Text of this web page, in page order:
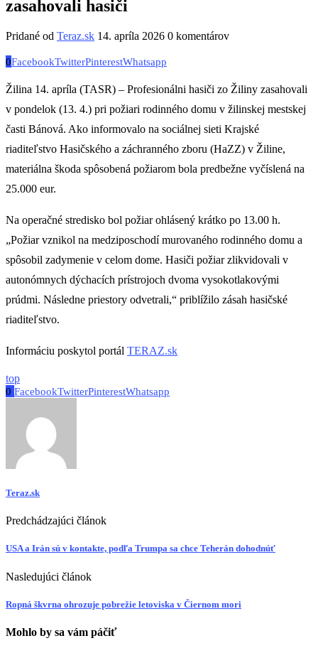
zasahovali hasiči
Pridané od Teraz.sk 14. apríla 2026 0 komentárov
0FacebookTwitterPinterestWhatsapp
Žilina 14. apríla (TASR) – Profesionálni hasiči zo Žiliny zasahovali
v pondelok (13. 4.) pri požiari rodinného domu v žilinskej mestskej
časti Bánová. Ako informovalo na sociálnej sieti Krajské
riaditeľstvo Hasičského a záchranného zboru (HaZZ) v Žiline,
materiálna škoda spôsobená požiarom bola predbežne vyčíslená na
25.000 eur.
Na operačné stredisko bol požiar ohlásený krátko po 13.00 h.
„Požiar vznikol na medziposchodí murovaného rodinného domu a
spôsobil zadymenie v celom dome. Hasiči požiar zlikvidovali v
autonómnych dýchacích prístrojoch dvoma vysokotlakovými
prúdmi. Následne priestory odvetrali,“ priblížilo zásah hasičské
riaditeľstvo.
Informáciu poskytol portál TERAZ.sk
top
0 FacebookTwitterPinterestWhatsapp
Teraz.sk
Predchádzajúci článok
USA a Irán sú v kontakte, podľa Trumpa sa chce Teherán dohodnúť
Nasledujúci článok
Ropná škvrna ohrozuje pobrežie letoviska v Čiernom mori
Mohlo by sa vám páčiť